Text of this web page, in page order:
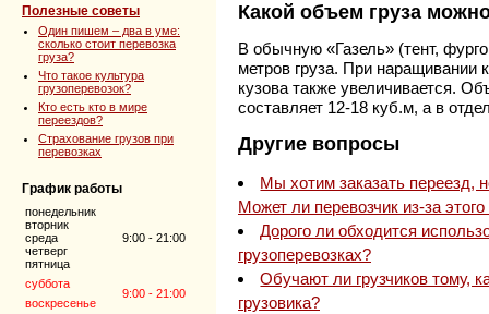
Полезные советы
Один пишем – два в уме:
сколько стоит перевозка
груза?
Что такое культура
грузоперевозок?
Кто есть кто в мире
переездов?
Страхование грузов при
перевозках
График работы
понедельник
вторник
среда
четверг
пятница
9:00 - 21:00
суббота
9:00 - 21:00
воскресенье
Какой объем груза
В обычную «Газель» (тент,
метров груза. При
кузова также увеличивается.
составляет 12-18 куб.м, а в
Другие вопросы
Мы хотим заказать переезд,
Может ли перевозчик из-за
Дорого ли обходится
грузоперевозках?
Обучают ли грузчиков тому,
грузовика?